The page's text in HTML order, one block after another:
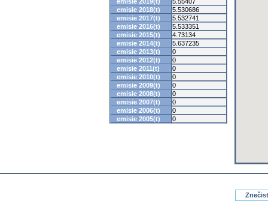
emisie 2018(t)
5.530686
emisie 2017(t)
5.532741
emisie 2016(t)
5.533351
emisie 2015(t)
4.73134
emisie 2014(t)
5.637235
emisie 2013(t)
0
emisie 2012(t)
0
emisie 2011(t)
0
emisie 2010(t)
0
emisie 2009(t)
0
emisie 2008(t)
0
emisie 2007(t)
0
emisie 2006(t)
0
emisie 2005(t)
0